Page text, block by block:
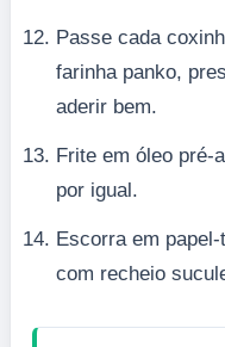
Passe cada
farinha panko,
aderir bem.
Frite em óleo pré-
por igual.
Escorra em
com recheio